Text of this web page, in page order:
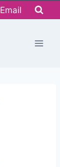
Email